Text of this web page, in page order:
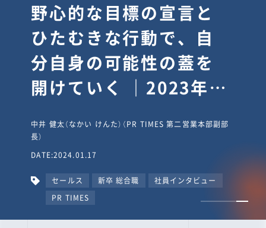
逆境では自分のスタン
スを変え“予想を裏切
り、期待を超える”【真
輔塾・前編】
山田真輔（やまだ しんすけ）（執行役員 兼 Jooto事業部
長）
DATE:2023.09.08
カルチャー CxO キャリア入社 Jooto